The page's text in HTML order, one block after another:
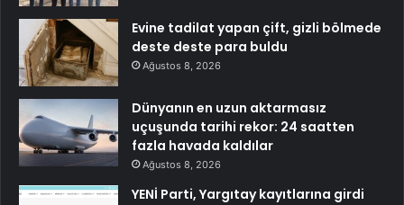
Evine tadilat yapan çift, gizli bölmede
deste deste para buldu
Ağustos 8, 2026
Dünyanın en uzun aktarmasız
uçuşunda tarihi rekor: 24 saatten
fazla havada kaldılar
Ağustos 8, 2026
YENİ Parti, Yargıtay kayıtlarına girdi